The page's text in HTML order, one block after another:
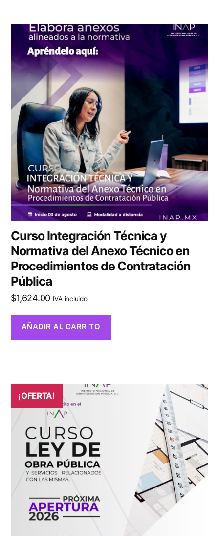
Curso Integración Técnica y
Normativa del Anexo Técnico en
Procedimientos de Contratación
Pública
$1,624.00 IVA incluido
AÑADIR AL CARRITO
¡OFERTA!